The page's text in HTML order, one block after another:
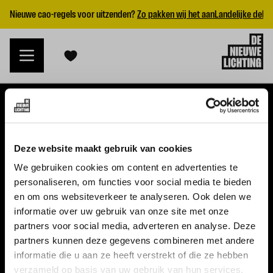
Deze website maakt gebruik van cookies
We gebruiken cookies om content en advertenties te
personaliseren, om functies voor social media te bieden
en om ons websiteverkeer te analyseren. Ook delen we
informatie over uw gebruik van onze site met onze
partners voor social media, adverteren en analyse. Deze
partners kunnen deze gegevens combineren met andere
informatie die u aan ze heeft verstrekt of die ze hebben
verzameld op basis van uw gebruik van hun services.
Nieuwe cao-regels voor uitzenden?Zo pakken wij het aanLandelijke
WERKGEVERS
Nieuwe cao uitzenden 2026
Vraag een offerte aan
VACATURES
Alle vacatures
Topvacatures